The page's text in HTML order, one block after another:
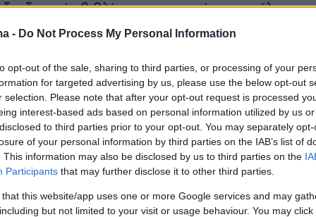
- Do Not Process My Personal Information
opt-out of the sale, sharing to third parties, or processing of your
for targeted advertising by us, please use the below opt-out
selection. Please note that after your opt-out request is processed
interest-based ads based on personal information utilized by us
to third parties prior to your opt-out. You may separately
of your personal information by third parties on the IAB’s list of
This information may also be disclosed by us to third parties on the
Participants that may further disclose it to other third parties.
that this website/app uses one or more Google services and may
but not limited to your visit or usage behaviour. You may
βιβλίου προσφορών προσέλκυσε
από ξένους επενδυτές με σημαντική
επενδυτές.
της νέας έκδοσης, οι ξένοι επενδυτές
περίπου το 91% του βιβλίου της έκδοσης,
κυρίως από το Ηνωμένο Βασίλειο και
τις χώρες Γερμανία, Αυστρία και Ελβετία
(13%) και τη Γαλλία (12%). Όσον αφορά στον